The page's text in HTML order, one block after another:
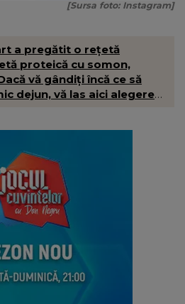
[Sursa foto: Instagram]
a pregătit o rețetă
proteică cu somon,
vă gândiți încă ce să
dejun, vă las aici alegerea